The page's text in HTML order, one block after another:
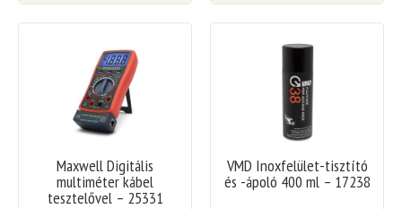
Maxwell Digitális
multiméter kábel
tesztelővel – 25331
VMD Inoxfelület-tisztító
és -ápoló 400 ml – 17238